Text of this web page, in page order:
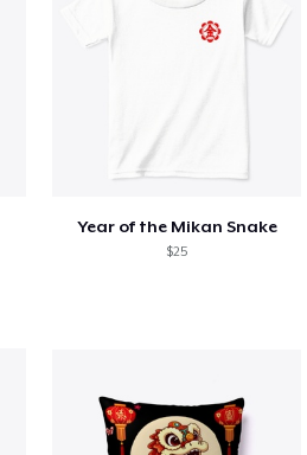
Year of the Mikan Snake
$25